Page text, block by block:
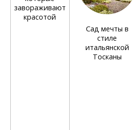
Сад мечты в
стиле
итальянской
Тосканы